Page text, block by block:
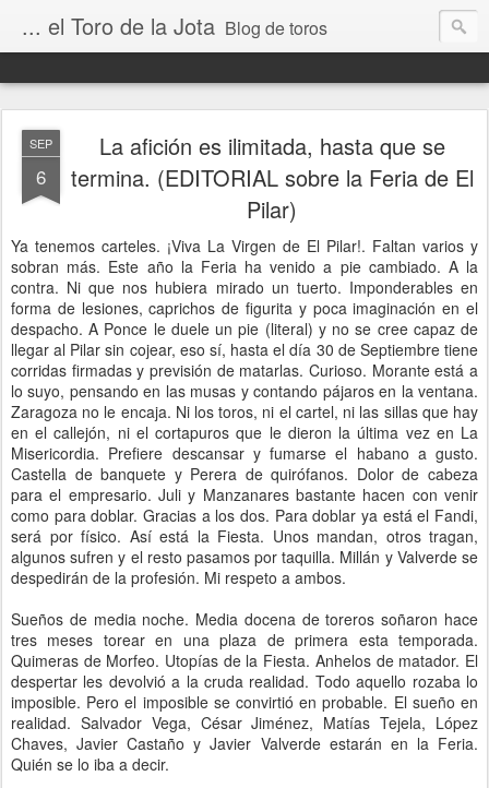
... el Toro de la Jota Blog de toros
SEP
6
La afición es ilimitada, hasta que se
termina. (EDITORIAL sobre la Feria de El
Pilar)
Ya tenemos carteles. ¡Viva La Virgen de El Pilar!. Faltan varios y
sobran más. Este año la Feria ha venido a pie cambiado. A la
contra. Ni que nos hubiera mirado un tuerto. Imponderables en
forma de lesiones, caprichos de figurita y poca imaginación en el
despacho. A Ponce le duele un pie (literal) y no se cree capaz de
llegar al Pilar sin cojear, eso sí, hasta el día 30 de Septiembre tiene
corridas firmadas y previsión de matarlas. Curioso. Morante está a
lo suyo, pensando en las musas y contando pájaros en la ventana.
Zaragoza no le encaja. Ni los toros, ni el cartel, ni las sillas que hay
en el callejón, ni el cortapuros que le dieron la última vez en La
Misericordia. Prefiere descansar y fumarse el habano a gusto.
Castella de banquete y Perera de quirófanos. Dolor de cabeza
para el empresario. Juli y Manzanares bastante hacen con venir
como para doblar. Gracias a los dos. Para doblar ya está el Fandi,
será por físico. Así está la Fiesta. Unos mandan, otros tragan,
algunos sufren y el resto pasamos por taquilla. Millán y Valverde se
despedirán de la profesión. Mi respeto a ambos.
Sueños de media noche. Media docena de toreros soñaron hace
tres meses torear en una plaza de primera esta temporada.
Quimeras de Morfeo. Utopías de la Fiesta. Anhelos de matador. El
despertar les devolvió a la cruda realidad. Todo aquello rozaba lo
imposible. Pero el imposible se convirtió en probable. El sueño en
realidad. Salvador Vega, César Jiménez, Matías Tejela, López
Chaves, Javier Castaño y Javier Valverde estarán en la Feria.
Quién se lo iba a decir.